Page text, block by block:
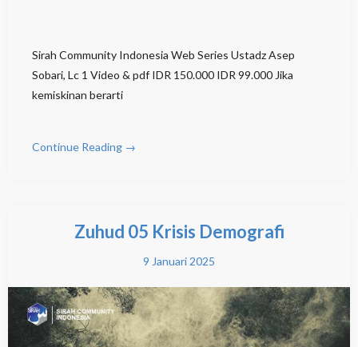
Sirah Community Indonesia Web Series Ustadz Asep
Sobari, Lc 1 Video & pdf IDR 150.000 IDR 99.000 Jika
kemiskinan berarti
Continue Reading →
Zuhud 05 Krisis Demografi
9 Januari 2025